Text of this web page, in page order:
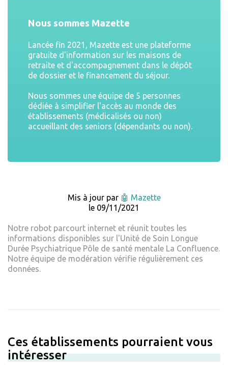
Nous sommes Mazette
Lancée fin 2021, Mazette est une plateforme
gratuite d'information sur les maisons de
retraite et d'accompagnement dans le dépôt
de dossier et le financement du séjour.
Nous sommes une équipe de 5 personnes
dédiée à simplifier l'accès au monde des
établissements (médicalisés ou non)
accueillant des seniors (dépendants ou non).
Mis à jour par 🤖 Mazette
le 09/11/2021
Notre robot parcourt internet et réunit toutes les
informations disponibles sur l'Unité de Soin Longue
Durée Psychiatrique Pôle de santé mentale La Confluence.
Notre équipe de modération vérifie régulièrement ces
données.
Ces établissements pourraient vous
intéresser